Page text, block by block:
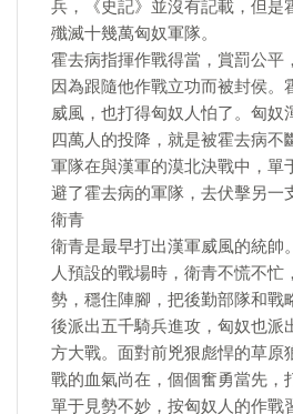
兵，《史記》並沒有記載，但是
殲滅十幾萬匈奴軍隊。
霍去病指揮作戰得當，賞罰公平
因為跟隨他作戰立功而被封侯。
威風，也打得匈奴人怕了。匈奴
四萬人的投降，就是被霍去病不
軍隊在與漢軍的漠北決戰中，單
避了霍去病的軍隊，去伏擊另一
衛青
衛青是最早打出漢軍威風的統帥
人預設的戰場時，衛青不慌不忙
勢，穩住陣腳，把後勤部隊和戰
後派出五千騎兵進攻，匈奴也派
方大戰。面對前兇狠彪悍的草原
戰的血氣尚在，個個奮勇當先，
單于見勢不妙，按匈奴人的作戰